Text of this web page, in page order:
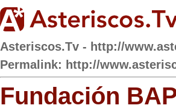
Asteriscos.Tv - http://
Permalink: http://
Fundación